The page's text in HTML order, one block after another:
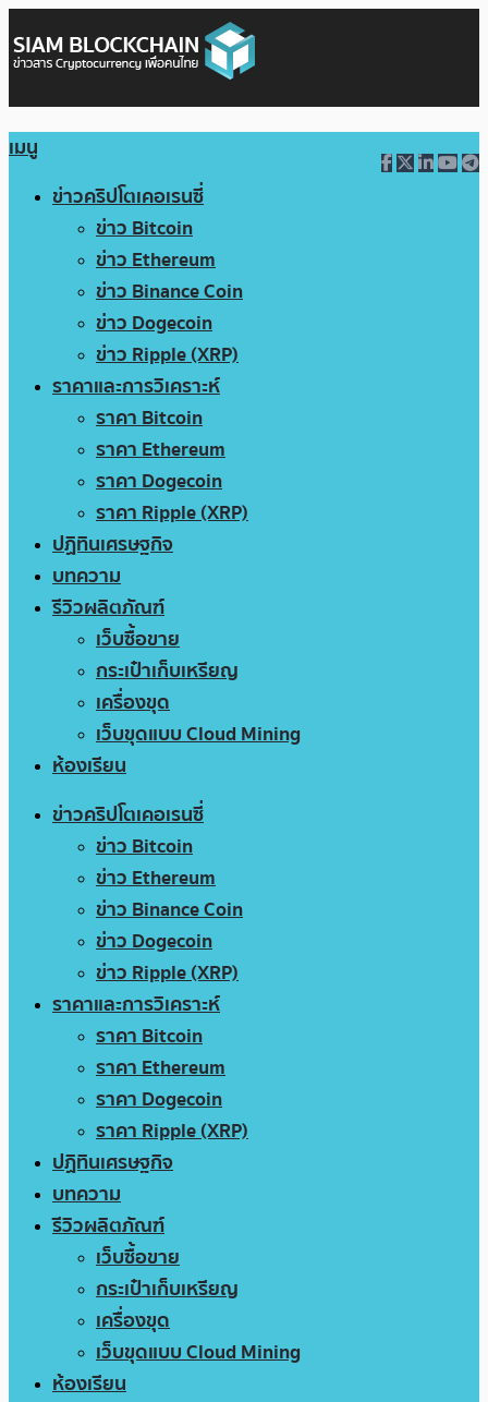
เมนู
ข่าวคริปโตเคอเรนซี่
ข่าว Bitcoin
ข่าว Ethereum
ข่าว Binance Coin
ข่าว Dogecoin
ข่าว Ripple (XRP)
ราคาและการวิเคราะห์
ราคา Bitcoin
ราคา Ethereum
ราคา Dogecoin
ราคา Ripple (XRP)
ปฏิทินเศรษฐกิจ
บทความ
รีวิวผลิตภัณฑ์
เว็บซื้อขาย
กระเป๋าเก็บเหรียญ
เครื่องขุด
เว็บขุดแบบ Cloud Mining
ห้องเรียน
ข่าวคริปโตเคอเรนซี่
ข่าว Bitcoin
ข่าว Ethereum
ข่าว Binance Coin
ข่าว Dogecoin
ข่าว Ripple (XRP)
ราคาและการวิเคราะห์
ราคา Bitcoin
ราคา Ethereum
ราคา Dogecoin
ราคา Ripple (XRP)
ปฏิทินเศรษฐกิจ
บทความ
รีวิวผลิตภัณฑ์
เว็บซื้อขาย
กระเป๋าเก็บเหรียญ
เครื่องขุด
เว็บขุดแบบ Cloud Mining
ห้องเรียน